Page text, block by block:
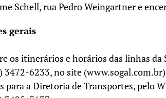
Schell, rua Pedro Weingartner e
gerais
os itinerários e horários das linhas da
3472-6233, no site
para a Diretoria de Transportes, pelo